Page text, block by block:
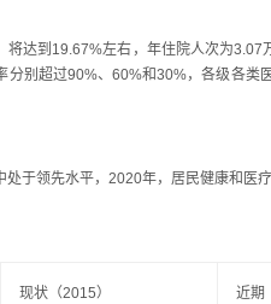
到19.67%左右，年住院人次为3.07
别超过90%、60%和30%，各级各
领先水平，2020年，居民健康和医疗
现状（2015） 近期